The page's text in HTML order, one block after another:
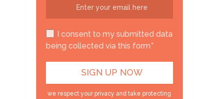
I consent to my submitted data
being collected via this form*
we respect your privacy and take protecting